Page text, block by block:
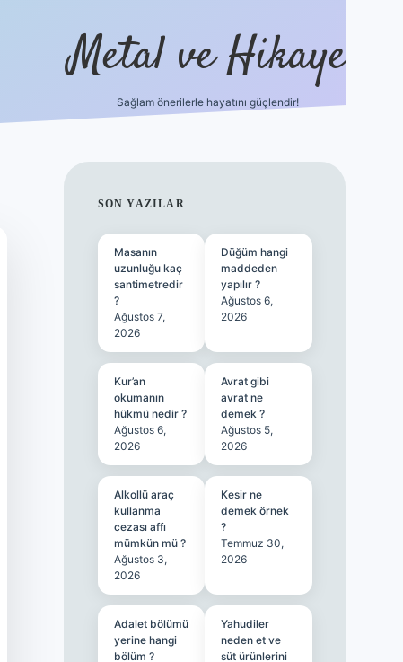
Metal ve Hikaye
Sağlam önerilerle hayatını güçlendir!
SIDEBAR
SON YAZILAR
Masanın
uzunluğu kaç
santimetredir
?
Ağustos 7,
2026
Düğüm hangi
maddeden
yapılır ?
Ağustos 6,
2026
Kur’an
okumanın
hükmü nedir ?
Ağustos 6,
2026
Avrat gibi
avrat ne
demek ?
Ağustos 5,
2026
Alkollü araç
kullanma
cezası affı
mümkün mü ?
Ağustos 3,
2026
Kesir ne
demek örnek
?
Temmuz 30,
2026
Adalet bölümü
yerine hangi
bölüm ?
Yahudiler
neden et ve
süt ürünlerini
https://betci.co/ vdcasino güncel